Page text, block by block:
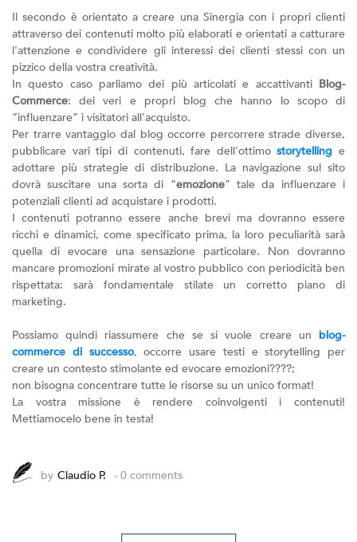
Il secondo è orientato a creare una Sinergia con i propri clienti
attraverso dei contenuti molto più elaborati e orientati a catturare
l'attenzione e condividere gli interessi dei clienti stessi con un
pizzico della vostra creatività.
In questo caso parliamo dei più articolati e accattivanti Blog-
Commerce: dei veri e propri blog che hanno lo scopo di
“influenzare” i visitatori all'acquisto.
Per trarre vantaggio dal blog occorre percorrere strade diverse,
pubblicare vari tipi di contenuti, fare dell'ottimostorytelling e
adottare più strategie di distribuzione. La navigazione sul sito
dovrà suscitare una sorta di “emozione” tale da influenzare i
potenziali clienti ad acquistare i prodotti.
I contenuti potranno essere anche brevi ma dovranno essere
ricchi e dinamici, come specificato prima, la loro peculiarità sarà
quella di evocare una sensazione particolare. Non dovranno
mancare promozioni mirate al vostro pubblico con periodicità ben
rispettata: sarà fondamentale stilate un corretto piano di
marketing.
Possiamo quindi riassumere che se si vuole creare un blog-
commerce di successo, occorre usare testi e storytelling per
creare un contesto stimolante ed evocare emozioni????;
non bisogna concentrare tutte le risorse su un unico format!
La vostra missione è rendere coinvolgenti i contenuti!
Mettiamocelo bene in testa!
by Claudio P. - 0 comments